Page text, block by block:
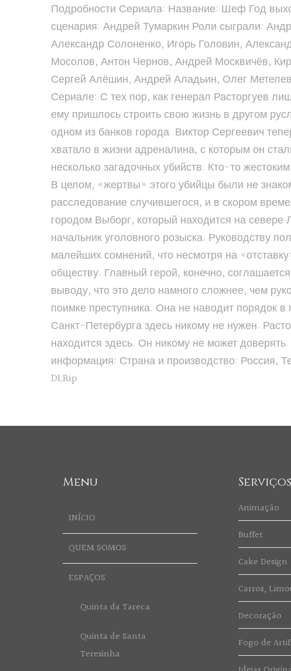
Подробности Сериала: Название: Шеф Год
сценария: Андрей Тумаркин Роли сыграли:
Александр Солоненко, Игорь Головин,
Мосолов, Антон Чернов, Андрей Москвичёв,
Сергей Алёшин, Андрей Аладьин, Олег
Сериале: С тех пор, как генерал Расторгуев
ему пришлось строить свою жизнь в другом
одном из банков города. Виктор Сергеевич
хватало в жизни адреналина, с которым он
несколько загадочных убийств. Кто-то
В целом, «жертвы» этого убийцы были не
расследование случившегося, и в скором
городом Выборг, который находится на
начальник уголовного розыска. Руководству
малейших сомнений, что несмотря на
обществу. Главный герой, конечно,
выводу, что это дело намного сложнее, чем
поимке преступника. Она не наводит порядок
Санкт-Петербурга здесь никому не нужен.
находится здесь. Он никому не может
информация: Страна и производство: Россия,
DLRip
Menu
INÍCIO
QUEM SOMOS
ESPAÇOS
Quinta da Tareca
Quinta de Santa
Teresinha
Serviços
Animação
Buffet
Cake Design
Carros,
Decoração
Fogo de